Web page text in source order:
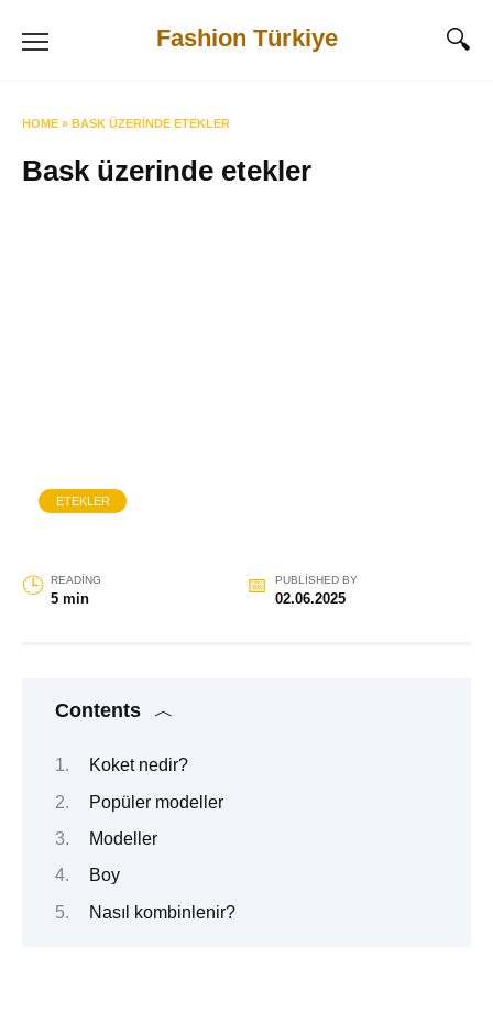
Fashion Türkiye
HOME » BASK ÜZERINDE ETEKLER
Bask üzerinde etekler
ETEKLER
READING
5 min
PUBLISHED BY
02.06.2025
Contents
Koket nedir?
Popüler modeller
Modeller
Boy
Nasıl kombinlenir?